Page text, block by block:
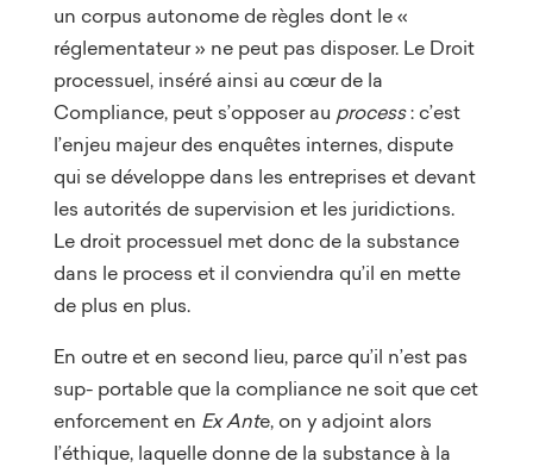
un corpus autonome de règles dont le «
réglementateur » ne peut pas disposer. Le Droit
processuel, inséré ainsi au cœur de la
Compliance, peut s’opposer au process: c’est
l’enjeu majeur des enquêtes internes, dispute
qui se développe dans les entreprises et devant
les autorités de supervision et les juridictions.
Le droit processuel met donc de la substance
dans le process et il conviendra qu’il en mette
de plus en plus.
En outre et en second lieu, parce qu’il n’est pas
sup- portable que la compliance ne soit que cet
enforcement en Ex Ante, on y adjoint alors
l’éthique, laquelle donne de la substance à la